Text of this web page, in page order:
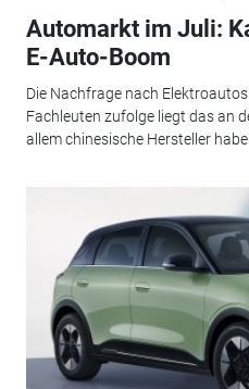
Automarkt im Juli:
E-Auto-Boom
Die Nachfrage nach
Fachleuten zufolge liegt das an
allem chinesische Hersteller